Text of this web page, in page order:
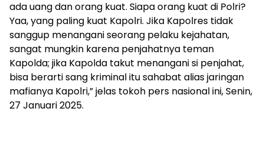
ada uang dan orang kuat. Siapa orang kuat di Polri?
Yaa, yang paling kuat Kapolri. Jika Kapolres tidak
sanggup menangani seorang pelaku kejahatan,
sangat mungkin karena penjahatnya teman
Kapolda; jika Kapolda takut menangani si penjahat,
bisa berarti sang kriminal itu sahabat alias jaringan
mafianya Kapolri,” jelas tokoh pers nasional ini, Senin,
27 Januari 2025.